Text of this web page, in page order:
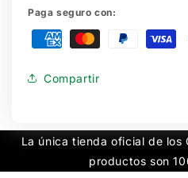
Paga seguro con:
Compartir
La única tienda oficial de los
productos son